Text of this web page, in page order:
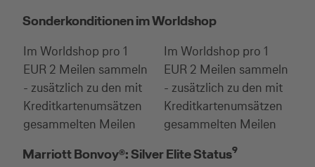
Sonderkonditionen im Worldshop
Im Worldshop pro 1
EUR 2 Meilen sammeln
- zusätzlich zu den mit
Kreditkartenumsätzen
gesammelten Meilen
Im Worldshop pro 1
EUR 2 Meilen sammeln
- zusätzlich zu den mit
Kreditkartenumsätzen
gesammelten Meilen
Marriott Bonvoy®: Silver Elite Status9